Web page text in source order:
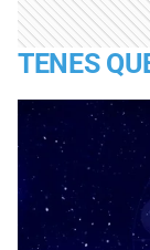
TENES